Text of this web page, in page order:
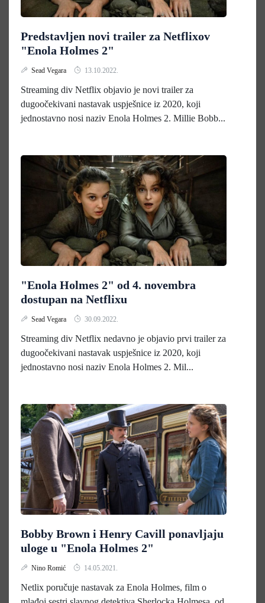
Predstavljen novi trailer za Netflixov
"Enola Holmes 2"
Sead Vegara 13.10.2022.
Streaming div Netflix objavio je novi trailer za
dugoočekivani nastavak uspješnice iz 2020, koji
jednostavno nosi naziv Enola Holmes 2. Millie Bobb...
"Enola Holmes 2" od 4. novembra
dostupan na Netflixu
Sead Vegara 30.09.2022.
Streaming div Netflix nedavno je objavio prvi trailer za
dugoočekivani nastavak uspješnice iz 2020, koji
jednostavno nosi naziv Enola Holmes 2. Mil...
Bobby Brown i Henry Cavill ponavljaju
uloge u "Enola Holmes 2"
Nino Romić 14.05.2021.
Netlix poručuje nastavak za Enola Holmes, film o